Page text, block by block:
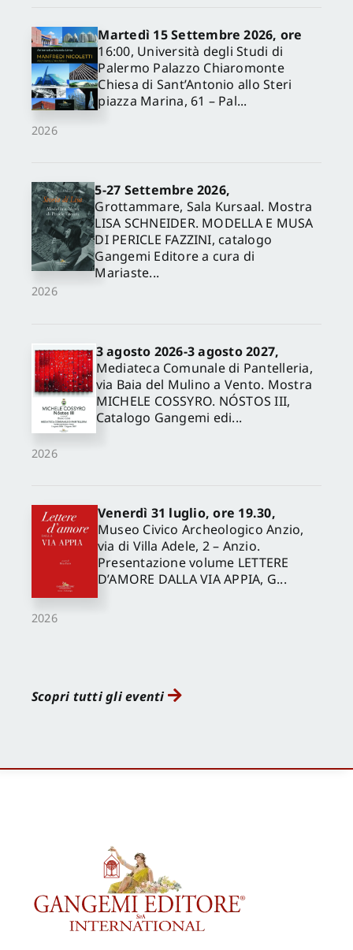
2026
Martedì 15 Settembre 2026, ore
16:00, Università degli Studi di
Palermo Palazzo Chiaromonte
Chiesa di Sant’Antonio allo Steri
piazza Marina, 61 – Pal...
2026
5-27 Settembre 2026,
Grottammare, Sala Kursaal. Mostra
LISA SCHNEIDER. MODELLA E MUSA
DI PERICLE FAZZINI, catalogo
Gangemi Editore a cura di
Mariaste...
2026
3 agosto 2026-3 agosto 2027,
Mediateca Comunale di Pantelleria,
via Baia del Mulino a Vento. Mostra
MICHELE COSSYRO. NÓSTOS III,
Catalogo Gangemi edi...
2026
Venerdì 31 luglio, ore 19.30,
Museo Civico Archeologico Anzio,
via di Villa Adele, 2 – Anzio.
Presentazione volume LETTERE
D’AMORE DALLA VIA APPIA, G...
Scopri tutti gli eventi